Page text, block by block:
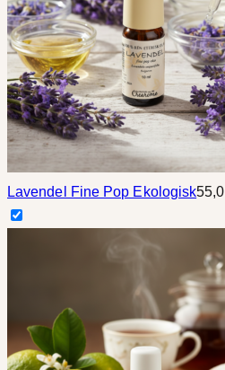
Lavendel Fine Pop Ekologisk55,0